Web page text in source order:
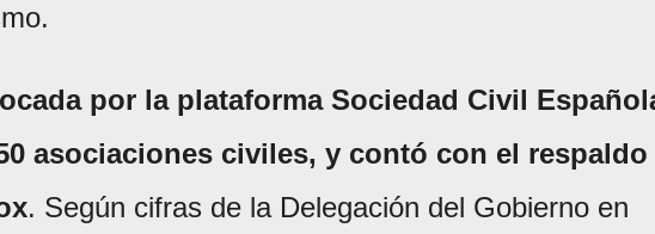
por la plataforma Sociedad Civil
asociaciones civiles, y contó con el respaldo
. Según cifras de la Delegación del Gobierno en